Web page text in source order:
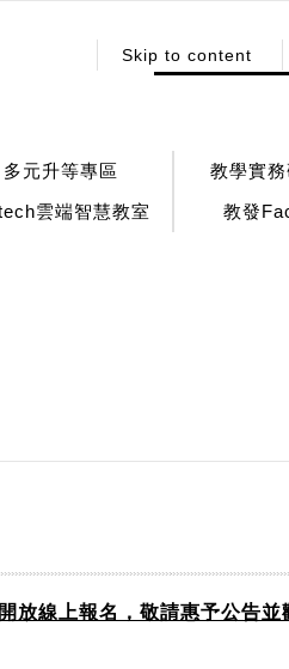
Skip to content
多元升等專區
教學實
雲端智慧教室
教發
放線上報名，敬請惠予公告並